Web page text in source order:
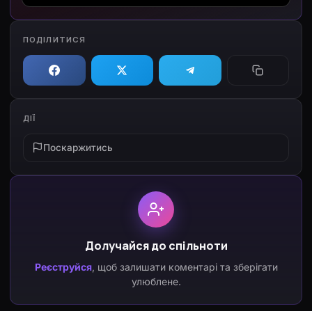
ПОДІЛИТИСЯ
ДІЇ
Поскаржитись
Долучайся до спільноти
Реєструйся, щоб залишати коментарі та зберігати
улюблене.